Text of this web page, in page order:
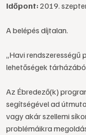
Időpont:2019.
A belépés díjtalan.
„Havi
lehetőségek
Az Ébredező(k)
segítségével ad
vagy akár szellemi
problémáikra